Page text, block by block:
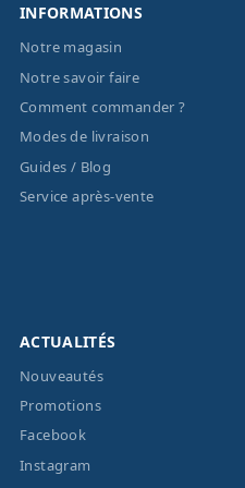
INFORMATIONS
Notre magasin
Notre savoir faire
Comment commander ?
Modes de livraison
Guides / Blog
Service après-vente
ACTUALITÉS
Nouveautés
Promotions
Facebook
Instagram